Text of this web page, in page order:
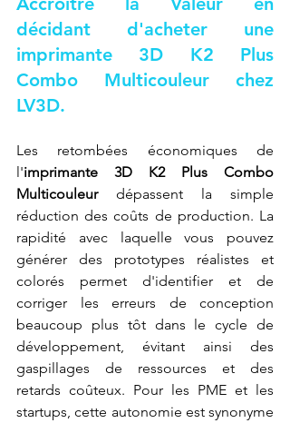
décidant d'acheter une
imprimante 3D K2 Plus
Combo Multicouleur chez
LV3D.
Les retombées économiques de
l'imprimante 3D K2 Plus Combo
Multicouleur dépassent la simple
réduction des coûts de production. La
rapidité avec laquelle vous pouvez
générer des prototypes réalistes et
colorés permet d'identifier et de
corriger les erreurs de conception
beaucoup plus tôt dans le cycle de
développement, évitant ainsi des
gaspillages de ressources et des
retards coûteux. Pour les PME et les
startups, cette autonomie est synonyme